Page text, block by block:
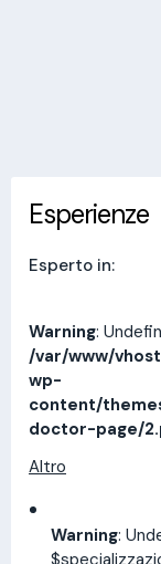
Esperienze
Esperto in:
Warning:
/var/www/
wp-
content/
doctor-page/
Altro
Warning: